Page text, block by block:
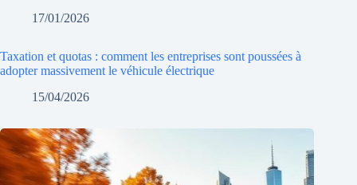
17/01/2026
Taxation et quotas : comment les entreprises sont poussées à
adopter massivement le véhicule électrique
15/04/2026